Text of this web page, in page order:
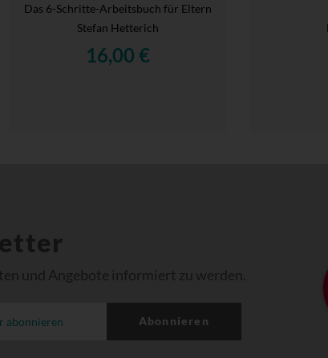
Das 6-Schritte-Arbeitsbuch für Eltern
Stefan Hetterich
16,00 €
und Angebote informiert zu werden.
Abonnieren